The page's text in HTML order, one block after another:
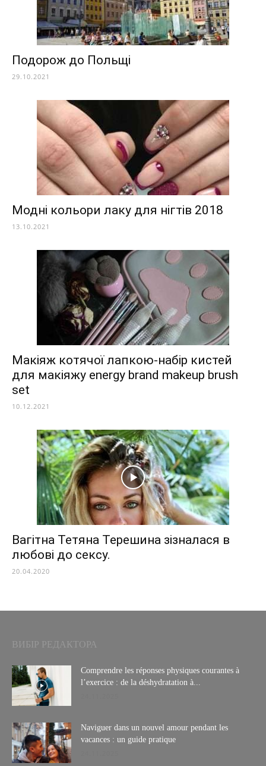
Подорож до Польщі
29.10.2021
Модні кольори лаку для нігтів 2018
13.10.2021
Макіяж котячої лапкою-набір кистей
для макіяжу energy brand makeup brush
set
10.12.2021
Вагітна Тетяна Терешина зізналася в
любові до сексу.
20.04.2020
ВИБІР РЕДАКТОРА
Comprendre les réponses physiques courantes à
l’exercice : de la déshydratation à...
Naviguer dans un nouvel amour pendant les
vacances : un guide pratique